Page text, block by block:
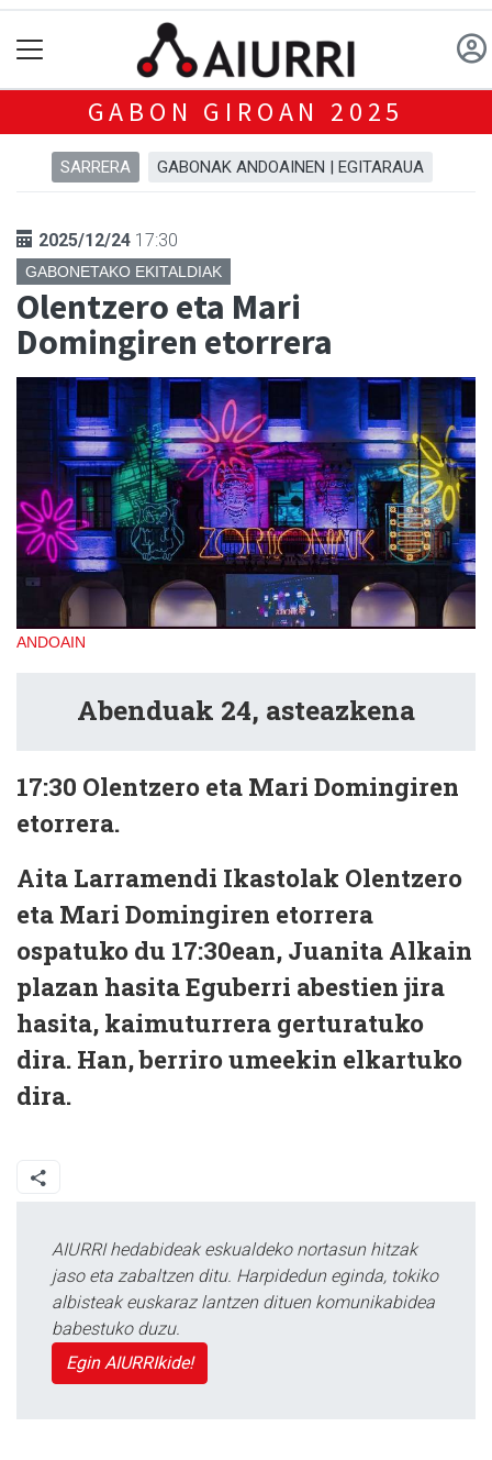
GABON GIROAN 2025
SARRERA GABONAK ANDOAINEN | EGITARAUA
2025/12/24 17:30
GABONETAKO EKITALDIAK
Olentzero eta Mari
Domingiren etorrera
ANDOAIN
Abenduak 24, asteazkena
17:30 Olentzero eta Mari Domingiren
etorrera.
Aita Larramendi Ikastolak Olentzero
eta Mari Domingiren etorrera
ospatuko du 17:30ean, Juanita Alkain
plazan hasita Eguberri abestien jira
hasita, kaimuturrera gerturatuko
dira. Han, berriro umeekin elkartuko
dira.
AIURRI hedabideak eskualdeko nortasun hitzak
jaso eta zabaltzen ditu. Harpidedun eginda, tokiko
albisteak euskaraz lantzen dituen komunikabidea
babestuko duzu.
Egin AIURRIkide!